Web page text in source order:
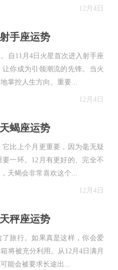
12月4日
手座运势
自11月4日火星首次进入射手座
你成为引领潮流的先锋。当火
掌控人生方向。重要...
12月4日
蝎座运势
比上个月更重要，因为毫无疑
一环。12月有更好的、完全不
天蝎会非常喜欢这个...
12月4日
秤座运势
旅行。如果真是这样，你会爱
将被充分利用。从12月4日满月
能会被要求长途出...